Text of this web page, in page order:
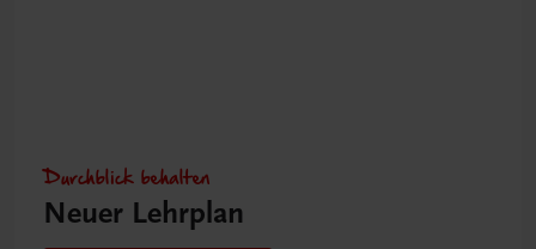
Durchblick behalten
Neuer Lehrplan